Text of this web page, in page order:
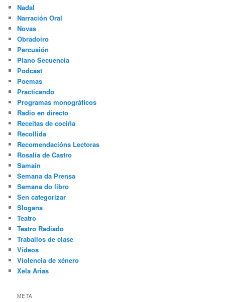
Nadal
Narración Oral
Novas
Obradoiro
Percusión
Plano Secuencia
Podcast
Poemas
Practicando
Programas monográficos
Radio en directo
Receitas de cociña
Recollida
Recomendacións Lectoras
Rosalía de Castro
Samaín
Semana da Prensa
Semana do libro
Sen categorizar
Slogans
Teatro
Teatro Radiado
Traballos de clase
Vídeos
Violencia de xénero
Xela Arias
META